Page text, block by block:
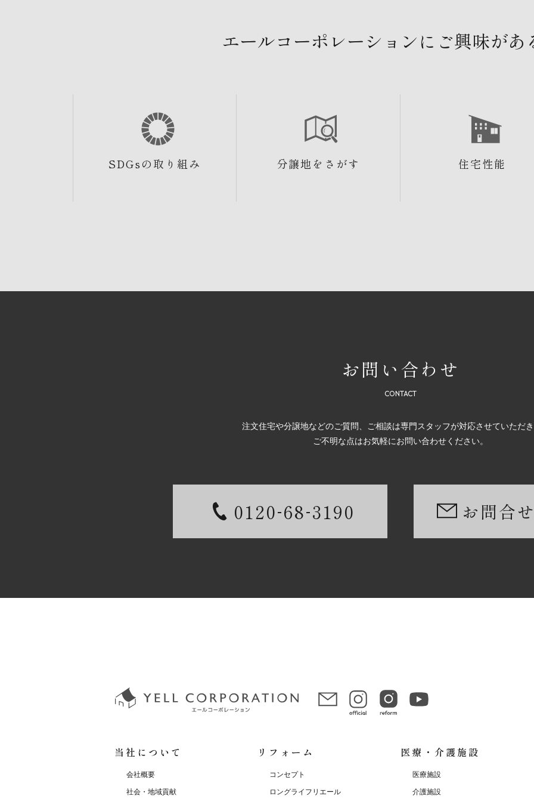
エールコーポレーションにご興味があ
SDGsの取り組み 分譲地をさがす 住宅性能
お問い合わせ
注文住宅や分譲地などのご質問、ご相談は専門スタッフが対応させていただき
ご不明な点はお気軽にお問い合わせください。
0120-68-3190 お問合
当社について
会社概要
社会・地域貢献
リフォーム
コンセプト
ロングライフリエール
医療・介護施設
医療施設
介護施設